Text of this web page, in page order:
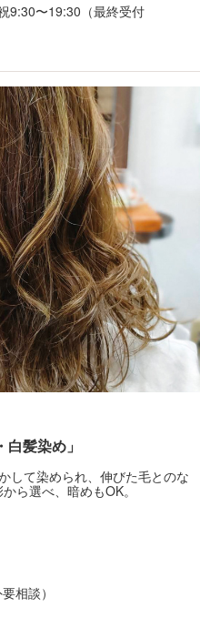
9:30〜19:30（最終受付
髪染め」
して染められ、伸びた毛とのな
ら選べ、暗めもOK。
相談）